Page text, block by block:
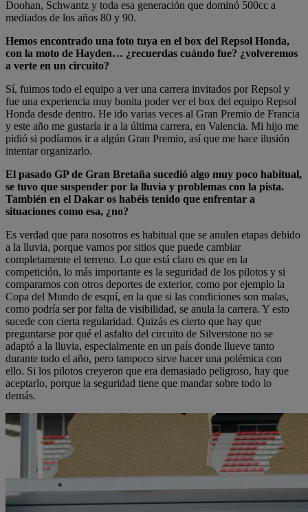
Doohan, Schwantz y toda esa generación que dominó 500cc a
mediados de los años 80 y 90.
Hemos encontrado una foto tuya en el box del Repsol Honda,
con la moto de Hayden… ¿recuerdas cuándo fue? ¿volveremos
a verte en un circuito?
Sí, fuimos todo el equipo a ver una carrera invitados por Repsol y
fue una experiencia muy bonita poder ver el box del equipo Repsol
Honda desde dentro. He ido varias veces al Gran Premio de Francia
y este año me gustaría ir a la última carrera, en Valencia. Mi hijo me
pidió si podíamos ir a algún Gran Premio, así que me hace ilusión
intentar organizarlo.
El pasado GP de Gran Bretaña sucedió algo muy poco habitual,
se tuvo que suspender por la lluvia y problemas con la pista.
También en el Dakar os habéis tenido que enfrentar a
situaciones como esa, ¿no?
Es verdad que para nosotros es habitual que se anulen etapas debido
a la lluvia, porque vamos por sitios que puede cambiar
completamente el terreno. Lo que está claro es que en la
competición, lo más importante es la seguridad de los pilotos y si
comparamos con otros deportes de exterior, como por ejemplo la
Copa del Mundo de esquí, en la que si las condiciones son malas,
como podría ser por falta de visibilidad, se anula la carrera. Y esto
sucede con cierta regularidad. Quizás es cierto que hay que
preguntarse por qué el asfalto del circuito de Silverstone no se
adaptó a la lluvia, especialmente en un país donde llueve tanto
durante todo el año, pero tampoco sirve hacer una polémica con
ello. Si los pilotos creyeron que era demasiado peligroso, hay que
aceptarlo, porque la seguridad tiene que mandar sobre todo lo
demás.